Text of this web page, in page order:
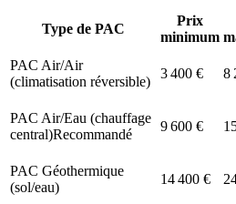
Type de PAC
Prix
minimum
PAC Air/Air
(climatisation réversible)
3 400 € 8
PAC Air/Eau (chauffage
central)Recommandé
9 600 €
PAC Géothermique
(sol/eau)
14 400 €